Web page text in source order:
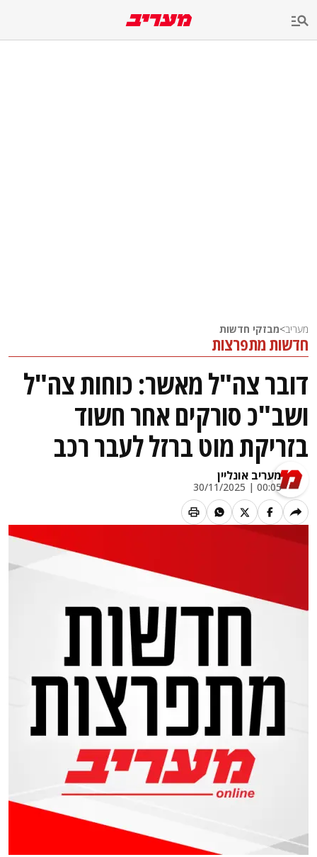
מעריב>מבזקי חדשות
חדשות מתפרצות
דובר צה"ל מאשר: כוחות צה"ל
ושב"כ סורקים אחר חשוד
בזריקת מוט ברזל לעבר רכב
מעריב אונליין
00:05 | 30/11/2025